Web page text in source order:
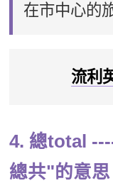
在市中心的
流利
4. 總total
總共"的意思